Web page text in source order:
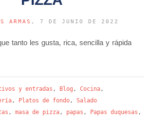
ARMAS , 7 DE JUNIO DE 2022
tanto les gusta, rica, sencilla y rápida
y entradas , Blog , Cocina ,
, Platos de fondo , Salado
, masa de pizza , papas , Papas duquesas ,